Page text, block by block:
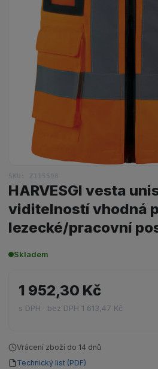
HARVESGI vesta
viditelností vhodná
lezecké/pracovní
Skladem
1 952,30 Kč
s DPH · bez DPH 1 613,47 Kč
Vrácení zboží do 14 dnů
Technický list (PDF)